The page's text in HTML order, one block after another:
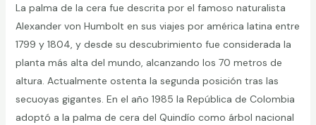
La palma de la cera fue descrita por el famoso naturalista
Alexander von Humbolt en sus viajes por américa latina entre
1799 y 1804, y desde su descubrimiento fue considerada la
planta más alta del mundo, alcanzando los 70 metros de
altura. Actualmente ostenta la segunda posición tras las
secuoyas gigantes. En el año 1985 la República de Colombia
adoptó a la palma de cera del Quindío como árbol nacional